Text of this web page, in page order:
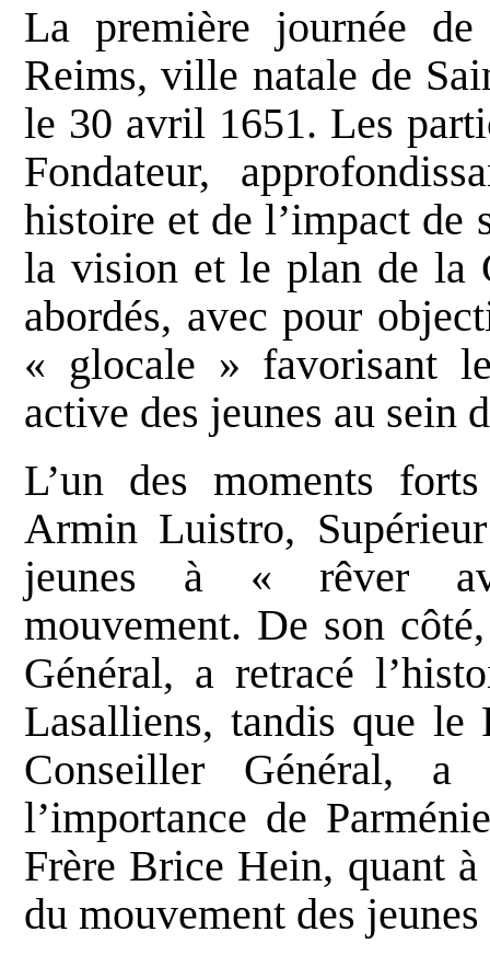
La première journée
Reims, ville natale de
le 30 avril 1651. Les
Fondateur,
histoire et de l’impact de
la vision et le plan de la
abordés, avec pour
« glocale » favorisant
active des jeunes au sein
L’un des moments
Armin Luistro,
jeunes à « rêver
mouvement. De son
Général, a retracé
Lasalliens, tandis que le
Conseiller Général,
l’importance de
Frère Brice Hein, quant
du mouvement des